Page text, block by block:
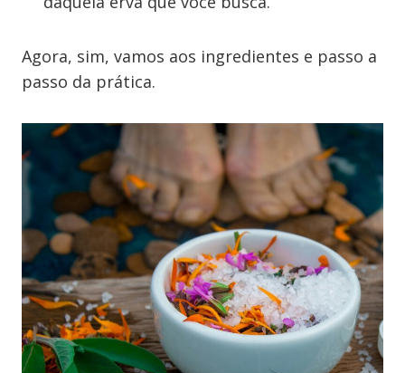
Agora, sim, vamos aos ingredientes e passo a
passo da prática.